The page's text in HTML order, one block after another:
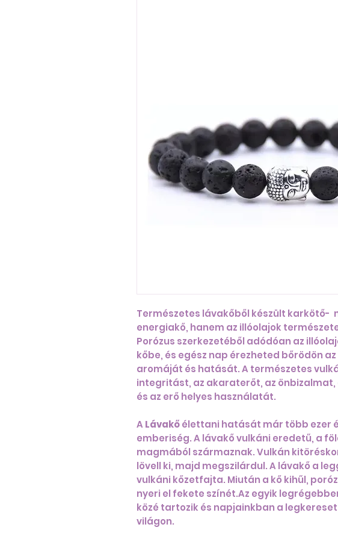
Természetes lávakőből készült karkötő-
energiakő, hanem az illóolajok
Porózus szerkezetéből adódóan az
kőbe, és egész nap érezheted bőrödön
aromáját és hatását. A természetes
integritást, az akaraterőt, az
és az erő helyes használatát.
ALávakőélettani hatását már több ezer
emberiség. A lávakő vulkáni eredetű, a
magmából származnak. Vulkán
lövell ki, majd megszilárdul. A lávakő a
vulkáni kőzetfajta. Miután a kő kihűl,
nyeri el fekete színét.Az egyik
közé tartozik és napjainkban a
világon.